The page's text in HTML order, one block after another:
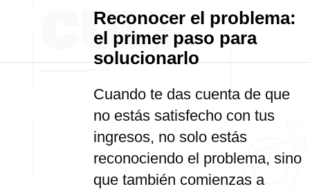
Reconocer el problema:
el primer paso para
solucionarlo
Cuando te das cuenta de que
no estás satisfecho con tus
ingresos, no solo estás
reconociendo el problema, sino
que también comienzas a